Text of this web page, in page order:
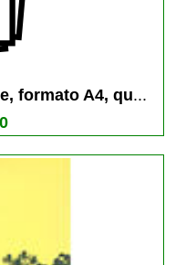
formato A4, qu...